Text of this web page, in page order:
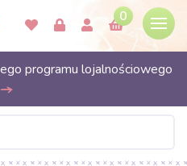
0
programu lojalnościowego